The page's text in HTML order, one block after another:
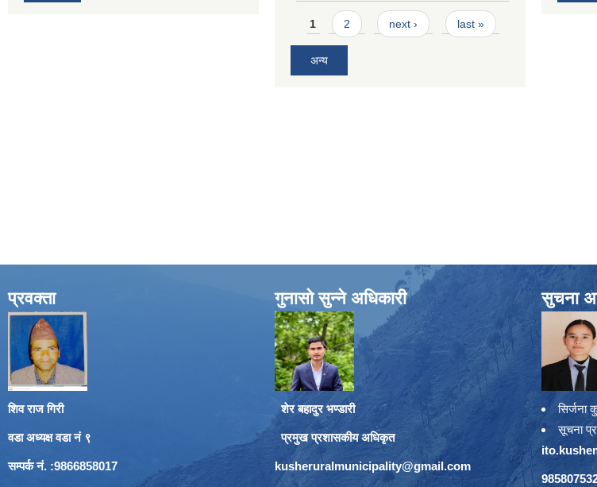
Pages
1 2 next › last »
अन्य
प्रवक्ता
शिव राज गिरी
वडा अध्यक्ष वडा नं ९
सम्पर्क नं. :9866858017
गुनासो सुन्ने अधिकारी
शेर बहादुर भण्डारी
प्रमुख प्रशासकीय अधिकृत
kusheruralmunicipality@gmail.com
सुचना
सिर्जना
सूचना